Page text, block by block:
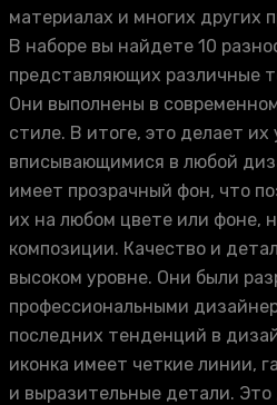
материалах и многих других
В наборе вы найдете 10
представляющих различные
Они выполнены в
стиле. В итоге, это делает
вписывающимися в любой
имеет прозрачный фон, что
их на любом цвете или фоне,
композиции. Качество и
высоком уровне. Они были
профессиональными
последних тенденций в
иконка имеет четкие линии,
и выразительные детали. Это